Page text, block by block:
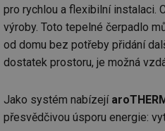
pro rychlou a flexibilní instalaci.
výroby. Toto tepelné čerpadlo
od domu bez potřeby přidání
dostatek prostoru, je možná
Jako systém nabízejí
přesvědčivou úsporu energie: